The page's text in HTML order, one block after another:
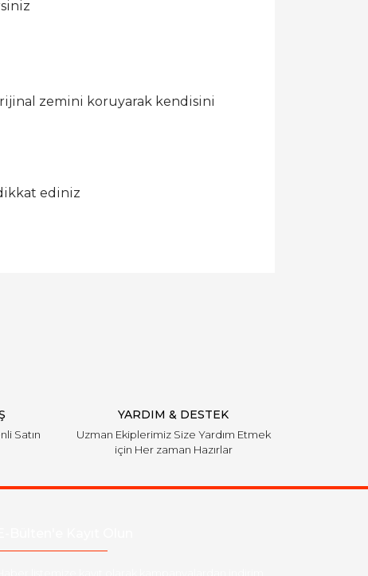
zemini koruyarak kendisini
ediniz
Satın
YARDIM & DESTEK
Uzman Ekiplerimiz Size Yardım Etmek
için Her zaman Hazırlar